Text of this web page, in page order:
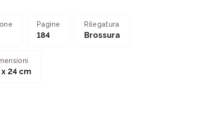
Pagine
184
Rilegatura
Brossura
x 24 cm